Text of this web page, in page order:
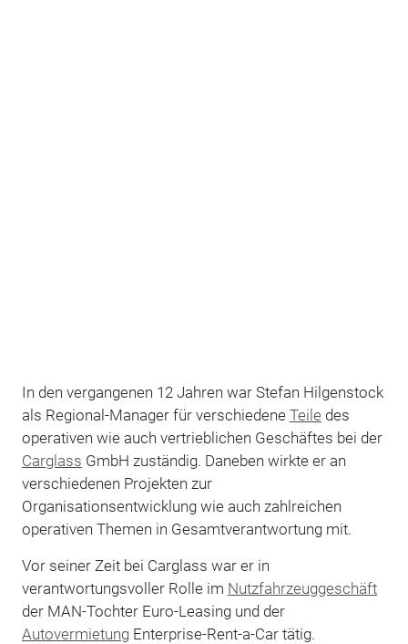
In den vergangenen 12 Jahren war Stefan Hilgenstock
als Regional-Manager für verschiedene Teile des
operativen wie auch vertrieblichen Geschäftes bei der
Carglass GmbH zuständig. Daneben wirkte er an
verschiedenen Projekten zur
Organisationsentwicklung wie auch zahlreichen
operativen Themen in Gesamtverantwortung mit.
Vor seiner Zeit bei Carglass war er in
verantwortungsvoller Rolle im Nutzfahrzeuggeschäft
der MAN-Tochter Euro-Leasing und der
AutovermietungEnterprise-Rent-a-Car tätig.